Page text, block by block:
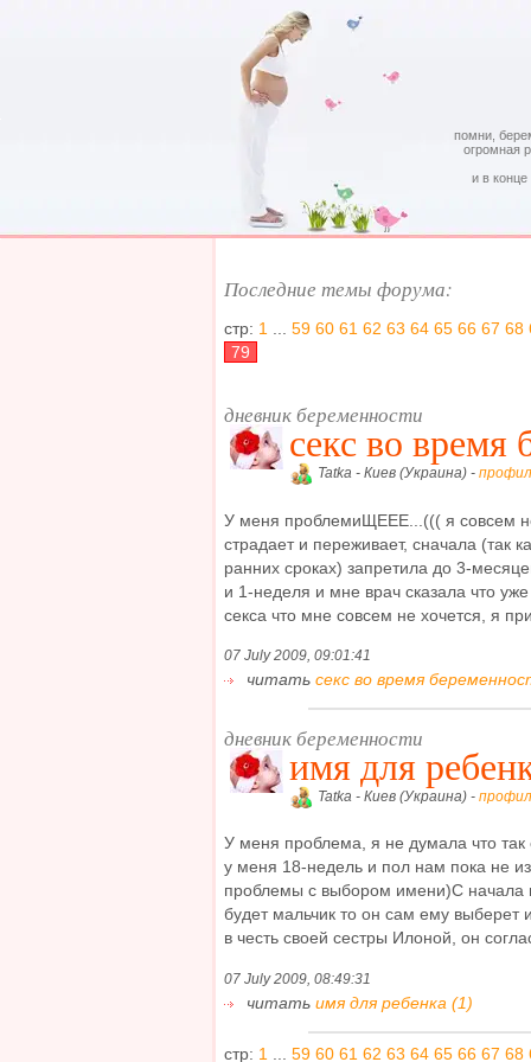
помни,
огромная
и в
Последние темы форума:
стр: 1 59 60 61 62 63 64 65 66 67 68
79
дневник беременности
секс во время
Tatka - Киев (Украина) -
У меня проблемиЩЕЕЕ...((( я совсем
страдает и переживает, сначала (так
ранних сроках) запретила до 3-
и 1-неделя и мне врач сказала что
секса что мне совсем не хочется, я
07 July 2009, 09:01:41
читать секс во время
дневник беременности
имя для
Tatka - Киев (Украина) -
У меня проблема, я не думала что так
у меня 18-недель и пол нам пока не
проблемы с выбором имени)С начала
будет мальчик то он сам ему выберет
в честь своей сестры Илоной, он
07 July 2009, 08:49:31
читать имя для ребенка (1)
стр: 1 59 60 61 62 63 64 65 66 67 68